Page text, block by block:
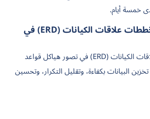
خمسة أيام.
ما هي أهمية مخططات علاقات الكيانات (ERD) في
تساعد مخططات علاقات الكيانات (ERD) في تصور هياكل قواعد
البيانات بكفاءة، وتقليل التكرار، وتحسين